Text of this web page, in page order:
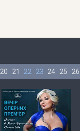
20 21 22 23 24 25 26